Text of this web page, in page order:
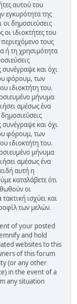
αυτού του
εγκυρότητα της
οι δημοσιεύσεις
ιδιοκτήτες του
τους
ή τη χρησιμότητα
συνέγραψε και όχι
φόρουμ, των
ιδιοκτήτη του.
μήνυμα
αμέσως ένα
συνέγραψε και όχι
φόρουμ, των
ιδιοκτήτη του.
μήνυμα
αμέσως ένα
αυτή η
καταλάβετε ότι
οι
ισχύει και
των μελών.
of your posted
and hold
websites to this
of this forum
(or any other
in the event of a
any situation